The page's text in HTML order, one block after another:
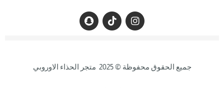
جميع الحقوق محفوظة © 2025 متجر الحذاء الاوروبي